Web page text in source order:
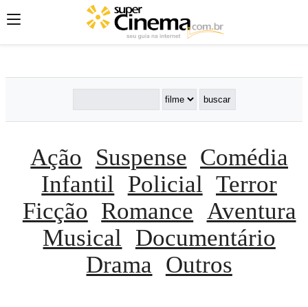
';';
Ação Suspense Comédia
Infantil
Policial Terror
Ficção Romance Aventura
Musical
Documentário
Drama
Outros